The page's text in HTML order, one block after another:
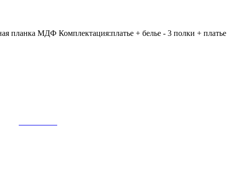
планка МДФ Комплектация:платье + белье - 3 полки + платье